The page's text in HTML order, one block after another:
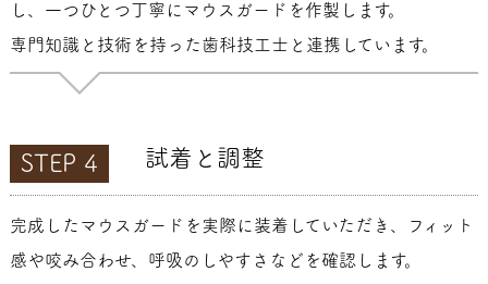
し、一つひとつ丁寧にマウスガードを作製します。
専門知識と技術を持った歯科技工士と連携しています。
STEP 4 試着と調整
完成したマウスガードを実際に装着していただき、フィット
感や咬み合わせ、呼吸のしやすさなどを確認します。